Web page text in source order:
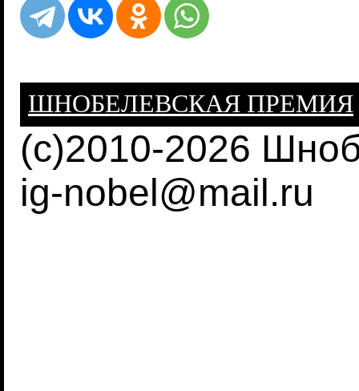
ШНОБЕЛЕВСКАЯ ПРЕМИЯ
(c)2010-2026
ig-nobel@mail.ru